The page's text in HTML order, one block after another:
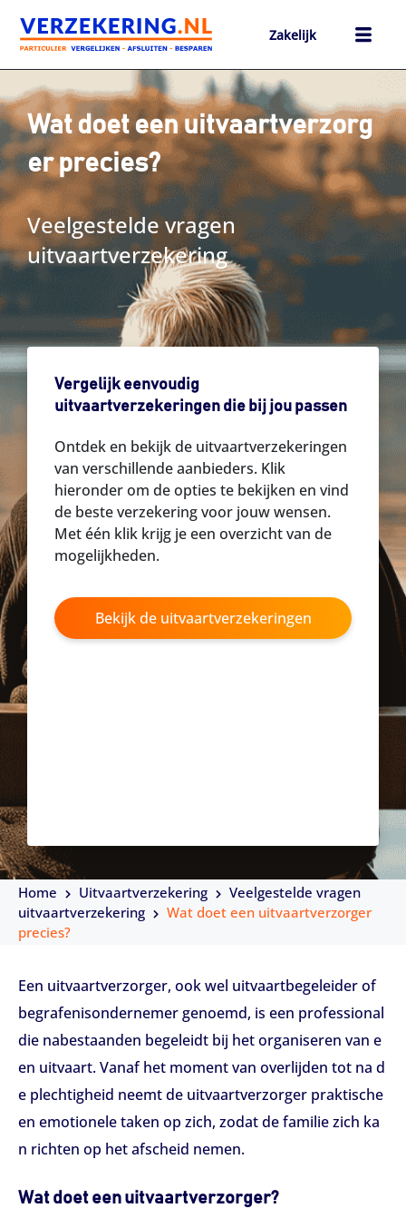
naar
inhoud
Zakelijk
Wat doet een uitvaartverzorg
er precies?
Veelgestelde vragen
uitvaartverzekering
Vergelijk eenvoudig
uitvaartverzekeringen die bij jou passen
Ontdek en bekijk de uitvaartverzekeringen
van verschillende aanbieders. Klik
hieronder om de opties te bekijken en vind
de beste verzekering voor jouw wensen.
Met één klik krijg je een overzicht van de
mogelijkheden.
Bekijk de uitvaartverzekeringen
Home Uitvaartverzekering
Veelgestelde vragen
uitvaartverzekering
Wat doet een uitvaartverzorger
precies?
Een uitvaartverzorger, ook wel uitvaartbegeleider of
begrafenisondernemer genoemd, is een professional
die nabestaanden begeleidt bij het organiseren van e
en uitvaart. Vanaf het moment van overlijden tot na d
e plechtigheid neemt de uitvaartverzorger praktische
en emotionele taken op zich, zodat de familie zich ka
n richten op het afscheid nemen.​
Wat doet een uitvaartverzorger?